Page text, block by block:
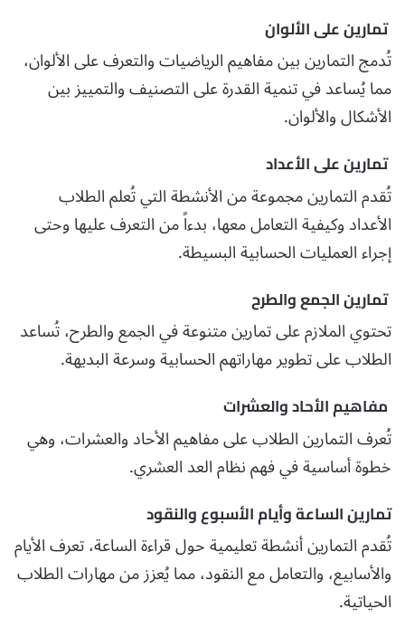
تمارين على الألوان
تُدمج التمارين بين مفاهيم الرياضيات والتعرف على الألوان،
مما يُساعد في تنمية القدرة على التصنيف والتمييز بين
الأشكال والألوان.
تمارين على الأعداد
تُقدم التمارين مجموعة من الأنشطة التي تُعلم الطلاب
الأعداد وكيفية التعامل معها، بدءاً من التعرف عليها وحتى
إجراء العمليات الحسابية البسيطة.
تمارين الجمع والطرح
تحتوي الملازم على تمارين متنوعة في الجمع والطرح، تُساعد
الطلاب على تطوير مهاراتهم الحسابية وسرعة البديهة.
مفاهيم الأحاد والعشرات
تُعرف التمارين الطلاب على مفاهيم الأحاد والعشرات، وهي
خطوة أساسية في فهم نظام العد العشري.
تمارين الساعة وأيام الأسبوع والنقود
تُقدم التمارين أنشطة تعليمية حول قراءة الساعة، تعرف الأيام
والأسابيع، والتعامل مع النقود، مما يُعزز من مهارات الطلاب
الحياتية.